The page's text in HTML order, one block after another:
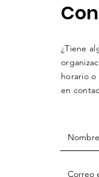
¿Tiene
horario o
en